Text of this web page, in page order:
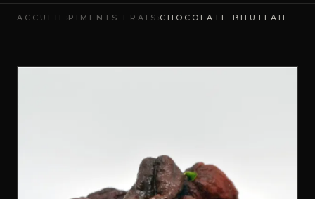
ACCUEIL PIMENTS FRAIS CHOCOLATE BHUTLAH